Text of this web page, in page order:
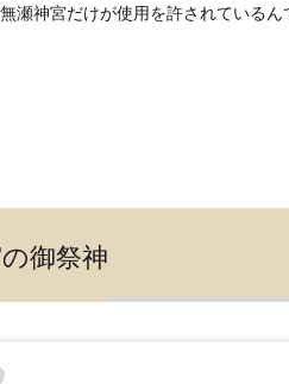
瀬神宮だけが使用を許されているん
御祭神